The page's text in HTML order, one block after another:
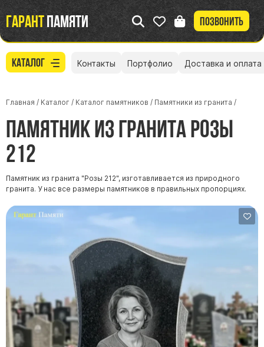
Гарантпамяти Позвонить
Каталог
Участникам СВО
Памятники из гранита
Памятники из мрамора
Элитные памятники
Резные памятники
Контакты Портфолио Доставка и оплата
Главная / Каталог / Каталог памятников / Памятники из гранита /
Памятник из гранита Розы
212
Памятник из гранита "Розы 212", изготавливается из природного
гранита. У нас все размеры памятников в правильных пропорциях.